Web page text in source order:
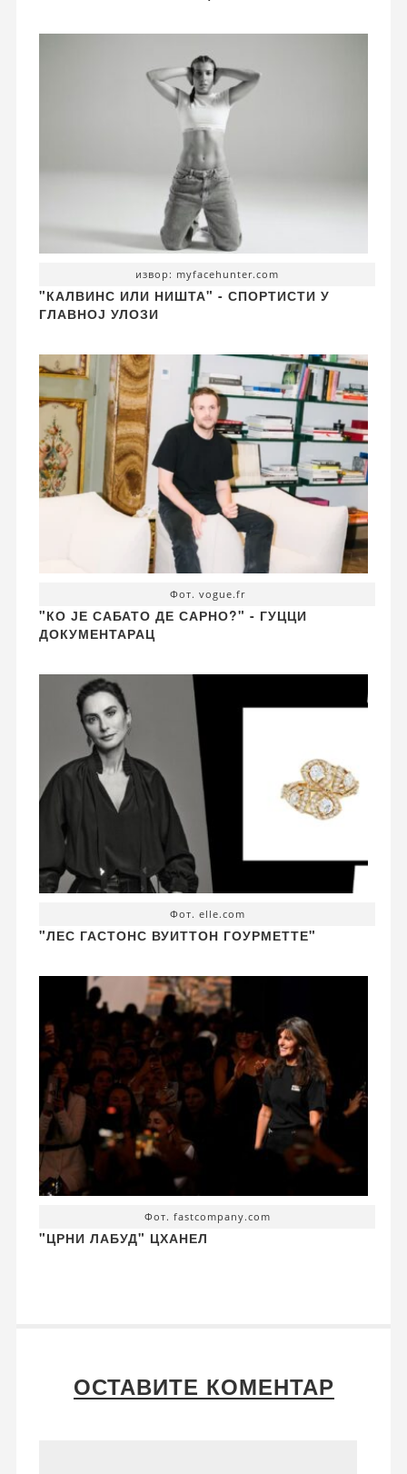
извор: myfacehunter.com
"КАЛВИНС ИЛИ НИШТА" - СПОРТИСТИ У
ГЛАВНОЈ УЛОЗИ
Фот. vogue.fr
"КО ЈЕ САБАТО ДЕ САРНО?" - ГУЦЦИ
ДОКУМЕНТАРАЦ
Фот. elle.com
"ЛЕС ГАСТОНС ВУИТТОН ГОУРМЕТТЕ"
Фот. fastcompany.com
"ЦРНИ ЛАБУД" ЦХАНЕЛ
ОСТАВИТЕ КОМЕНТАР